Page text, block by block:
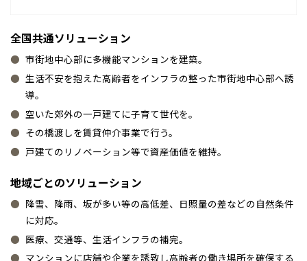
採用情報
全国共通ソリューション
市街地中心部に多機能マンションを建築。
生活不安を抱えた高齢者をインフラの整った市街地中心部へ誘
導。
空いた郊外の一戸建てに子育て世代を。
その橋渡しを賃貸仲介事業で行う。
戸建てのリノベーション等で資産価値を維持。
地域ごとのソリューション
降雪、降雨、坂が多い等の高低差、日照量の差などの自然条件
に対応。
医療、交通等、生活インフラの補完。
マンションに店舗や企業を誘致し高齢者の働き場所を確保する
宮城
福島
富山
石川
福井
埼玉
千葉
茨城
栃木
群馬
岐阜
静岡
三重
大阪
京都
兵庫
奈良
滋賀
和歌山
中国・四国
岡山
香川
愛媛
鳥取
島根
広島
九州
福岡
佐賀
熊本
大分
宮崎
分譲マンション
くの展示場又は店舗にお問合せください。
応します。お気軽にご相談ください。
道東
帯広
釧路
宮城県
仙台
福島県
郡山
いわき
富山県
富山
石川県
金沢
福井県
福井
湘南
埼玉県
埼玉
千葉県
千葉
柏
宇都宮
小山
群馬県
群馬
伊勢崎
岐阜県
岐阜
静岡県
静岡
三重県
四日市
大阪府
大阪
京都府
京都
奈良県
奈良
中国・四国
岡山県
岡山
香川県
高松
愛媛県
松山
九州
福岡県
福岡
大分県
大分
宮崎県